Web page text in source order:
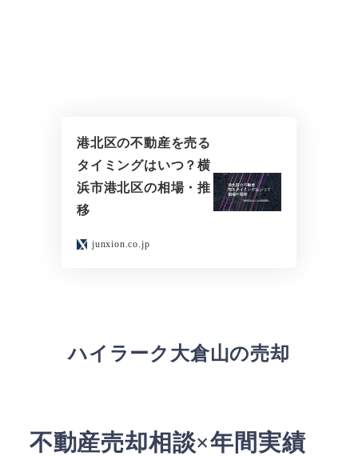
港北区の不動産を売る
タイミングはいつ？横
浜市港北区の相場・推
移
junxion.co.jp
ハイラーク大倉山の売却
不動産売却相談×年間実績